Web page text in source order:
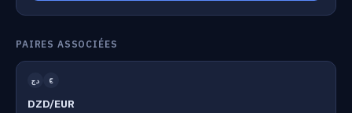
PAIRES ASSOCIÉES
دج €
DZD/EUR